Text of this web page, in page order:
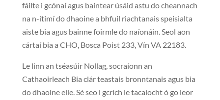
fáilte i gcónaí agus baintear úsáid astu do cheannach
na n-ítimí do dhaoine a bhfuil riachtanais speisialta
aiste bia agus bainne foirmle do naíonáin. Seol aon
cártaí bia a CHO, Bosca Poist 233, Vín VA 22183.
Le linn an tséasúir Nollag, socraíonn an
Cathaoirleach Bia clár teastais bronntanais agus bia
do dhaoine eile. Sé seo i gcrích le tacaíocht ó go leor